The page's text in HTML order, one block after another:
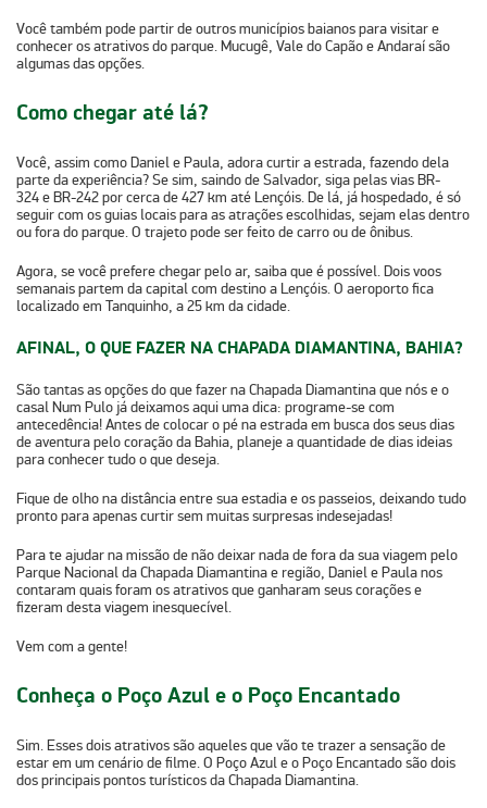
Você também pode partir de outros municípios baianos para visitar e
conhecer os atrativos do parque.Mucugê, Vale do Capão e Andaraísão
algumas das opções.
Como chegar até lá?
Você, assim como Daniel e Paula, adora curtir a estrada, fazendo dela
parte da experiência? Se sim, saindo de Salvador, siga pelas viasBR-
324eBR-242por cerca de427 km até Lençóis. De lá, já hospedado, é só
seguir com os guias locais para as atrações escolhidas, sejam elas dentro
ou fora do parque. O trajeto pode ser feito de carro ou de ônibus.
Agora, se você prefere chegar pelo ar, saiba que é possível. Dois voos
semanais partem da capital com destino a Lençóis. O aeroporto fica
localizado em Tanquinho, a 25 km da cidade.
AFINAL, O QUE FAZER NA CHAPADA DIAMANTINA, BAHIA?
São tantas as opções do que fazer na Chapada Diamantina que nós e o
casal Num Pulo já deixamos aqui uma dica: programe-se com
antecedência! Antes de colocar o pé na estrada em busca dos seus dias
de aventura pelo coração da Bahia, planeje a quantidade de dias ideias
para conhecer tudo o que deseja.
Fique de olho na distância entre sua estadia e os passeios, deixando tudo
pronto para apenas curtir sem muitas surpresas indesejadas!
Para te ajudar na missão de não deixar nada de fora da sua viagem pelo
Parque Nacional da Chapada Diamantina e região, Daniel e Paula nos
contaram quais foram os atrativos que ganharam seus corações e
fizeram desta viagem inesquecível.
Vem com a gente!
Conheça o Poço Azul e o Poço Encantado
Sim. Esses dois atrativos são aqueles que vão te trazer a sensação de
estar em um cenário de filme. O Poço Azule oPoço Encantadosão dois
dos principais pontos turísticos da Chapada Diamantina.